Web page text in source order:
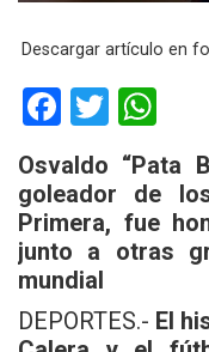
Descargar artículo en
F
a
ce
b
o
o
k
T
wi
tt
er
h
at
s
A
p
Osvaldo “Pata
goleador de
Primera, fue
junto a otras
mundial
DEPORTES.- El